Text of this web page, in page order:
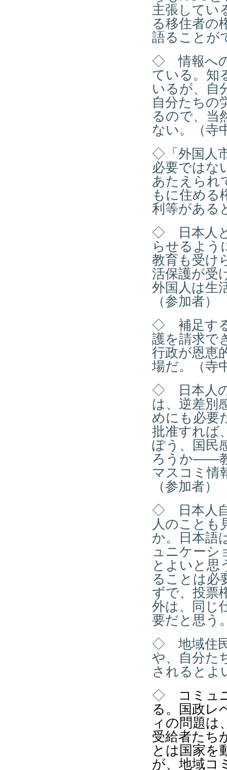
主張してい
る移住者の
語ることが
◇ 情報への
ている。知
いるが、自
自分たちの
るので、当
ない。（寺
◇「外国人
必要ではな
あたえられ
もに住める
利等がある
◇ 日本人と
らせるよう
教育も受け
活保護が受
外国人は生
（参加者）
◇ 補足する
護を請求で
行政が恩恵
場だ。（寺
◇ 日本人の
は、逆差別
めにも必要
批准すれば
ぽう、国民
ろうか――
マスコミ情
（参加者）
◇ 日本人自
人のことも
か。日本語
ュニケーシ
とよいと思
ることは必
ずで、投票
外は、同じ
要だと思う
◇ 地域住民
や、自分た
されるとよ
◇
コミュ
る。国政レ
ィの問題は
受給者たち
とは国家を
が、地域コ